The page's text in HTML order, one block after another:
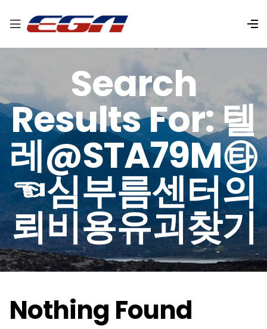
Search
Results For: 텔
레@STA79M㉹
☜심부름센터의
뢰비용유괴찾기
Nothing Found